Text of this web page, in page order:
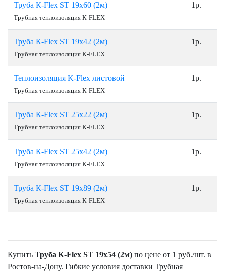
Труба К-Flex ST 19х60 (2м)
Трубная теплоизоляция К-FLEX
1р.
Труба К-Flex ST 19х42 (2м)
Трубная теплоизоляция К-FLEX
1р.
Теплоизоляция K-Flex листовой
Трубная теплоизоляция К-FLEX
1р.
Труба К-Flex ST 25х22 (2м)
Трубная теплоизоляция К-FLEX
1р.
Труба К-Flex ST 25х42 (2м)
Трубная теплоизоляция К-FLEX
1р.
Труба К-Flex ST 19х89 (2м)
Трубная теплоизоляция К-FLEX
1р.
Купить Труба К-Flex ST 19х54 (2м) по цене от 1 руб./шт. в
Ростов-на-Дону. Гибкие условия доставки Трубная